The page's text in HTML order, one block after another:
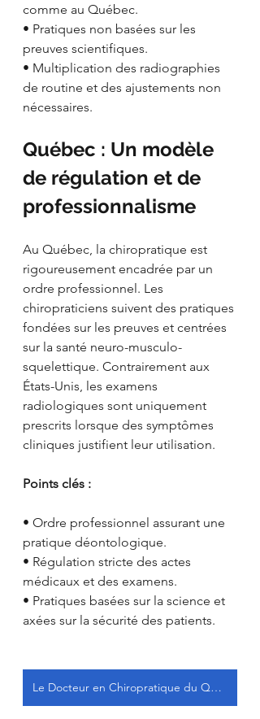
comme au Québec.
• Pratiques non basées sur les
preuves scientifiques.
• Multiplication des radiographies
de routine et des ajustements non
nécessaires.
Québec : Un modèle
de régulation et de
professionnalisme
Au Québec, la chiropratique est
rigoureusement encadrée par un
ordre professionnel. Les
chiropraticiens suivent des pratiques
fondées sur les preuves et centrées
sur la santé neuro-musculo-
squelettique. Contrairement aux
États-Unis, les examens
radiologiques sont uniquement
prescrits lorsque des symptômes
cliniques justifient leur utilisation.
Points clés :
• Ordre professionnel assurant une
pratique déontologique.
• Régulation stricte des actes
médicaux et des examens.
• Pratiques basées sur la science et
axées sur la sécurité des patients.
Le Docteur en Chiropratique du Québec